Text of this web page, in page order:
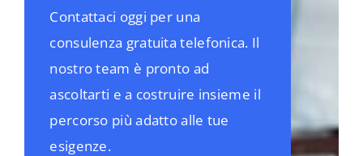
Contattaci oggi per una
consulenza gratuita telefonica. Il
nostro team è pronto ad
ascoltarti e a costruire insieme il
percorso più adatto alle tue
esigenze.